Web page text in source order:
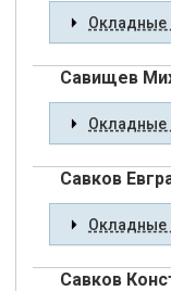
Окладные
Савищев
Окладные
Савков
Окладные
Савков